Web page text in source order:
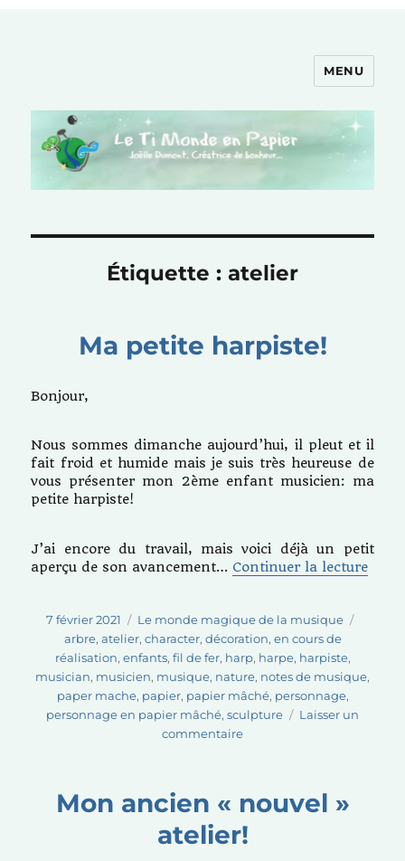
MENU
Étiquette : atelier
Ma petite harpiste!
Bonjour,
Nous sommes dimanche aujourd’hui, il pleut et il
fait froid et humide mais je suis très heureuse de
vous présenter mon 2ème enfant musicien: ma
petite harpiste!
J’ai encore du travail, mais voici déjà un petit
aperçu de son avancement… Continuer la lecturede «
Publié
7 février 2021 Catégories
Le monde magique de la musique
arbre, atelier, character, décoration, en cours de
réalisation, enfants, fil de fer, harp, harpe, harpiste,
musician, musicien, musique, nature, notes de musique,
paper mache, papier, papier mâché, personnage,
personnage en papier mâché, sculpture
Laisser un
commentairesur
Mon ancien « nouvel »
atelier!